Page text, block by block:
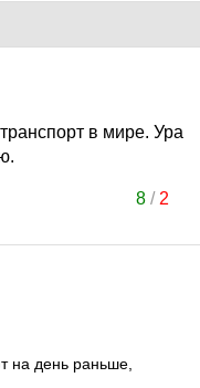
в мире. Ура
8/ 2
на день раньше,